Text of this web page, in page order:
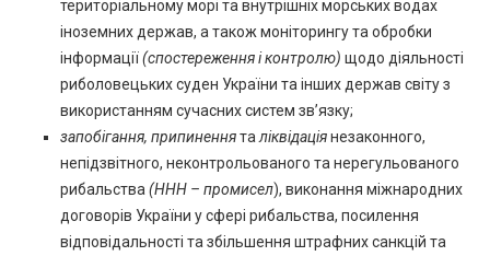
територіальному морі та внутрішніх морських водах
іноземних держав, а також моніторингу та обробки
інформації(спостереження і контролю) щодо діяльності
риболовецьких суден України та інших держав світу з
використанням сучасних систем зв’язку;
запобігання, припиненнята ліквідаціянезаконного,
непідзвітного, неконтрольованого та нерегульованого
рибальства (ННН – промисел), виконання міжнародних
договорів України у сфері рибальства, посилення
відповідальності та збільшення штрафних санкцій та